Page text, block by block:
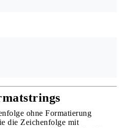
ohne Formatierung
die Zeichenfolge mit